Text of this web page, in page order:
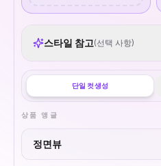
스타일 참고(선택 사항)
단일 컷 생성
상품 앵글